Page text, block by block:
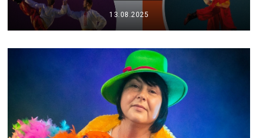
13.08.2025